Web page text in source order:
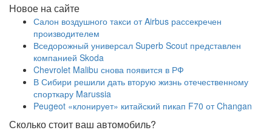
Новое на сайте
Салон воздушного такси от Airbus рассекречен
производителем
Вседорожный универсал Superb Scout представлен
компанией Skoda
Chevrolet Malibu снова появится в РФ
В Сибири решили дать вторую жизнь отечественному
спорткару Marussia
Peugeot «клонирует» китайский пикап F70 от Changan
Сколько стоит ваш автомобиль?